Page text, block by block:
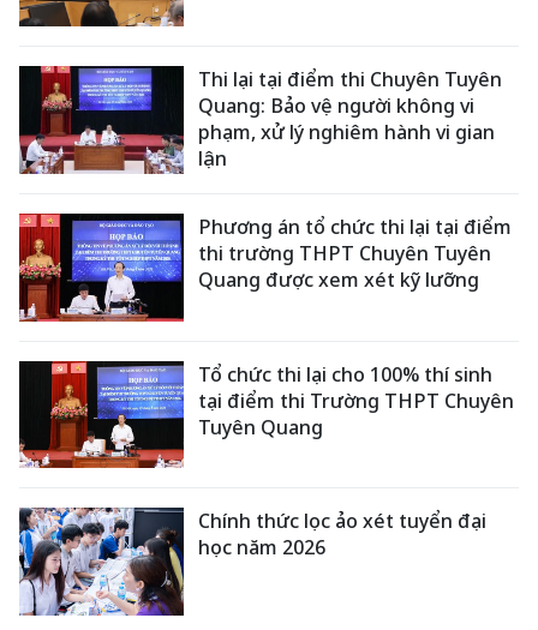
Thi lại tại điểm thi Chuyên Tuyên
Quang: Bảo vệ người không vi
phạm, xử lý nghiêm hành vi gian
lận
Phương án tổ chức thi lại tại điểm
thi trường THPT Chuyên Tuyên
Quang được xem xét kỹ lưỡng
Tổ chức thi lại cho 100% thí sinh
tại điểm thi Trường THPT Chuyên
Tuyên Quang
Chính thức lọc ảo xét tuyển đại
học năm 2026